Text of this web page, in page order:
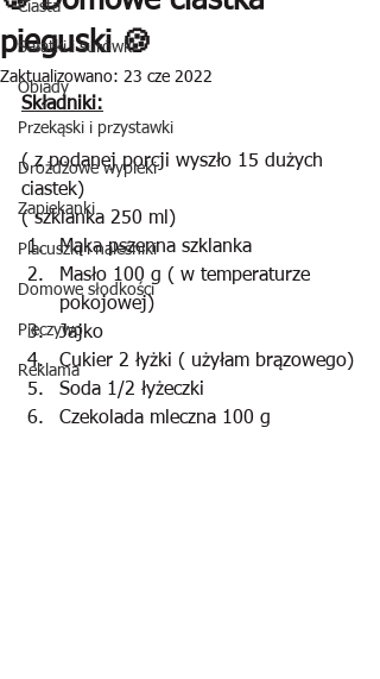
Ciasta
Sałatki i surówki
Obiady
Przekąski i przystawki
Drożdżowe wypieki
Zapiekanki
Placuszki i naleśniki
Domowe słodkości
Pieczywo
Reklama
pieguski 🍪
Zaktualizowano: 23 cze 2022
Składniki:
( z podanej porcji wyszło 15 dużych
ciastek)
( szklanka 250 ml)
Mąka pszenna szklanka
Masło 100 g ( w temperaturze
pokojowej)
Jajko
Cukier 2 łyżki ( użyłam brązowego)
Soda 1/2 łyżeczki
Czekolada mleczna 100 g